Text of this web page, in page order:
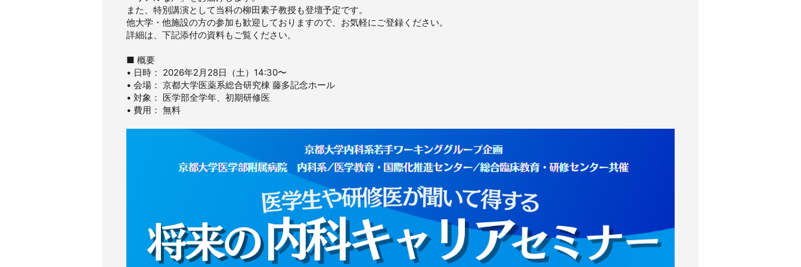
また、特別講演として当科の柳田素子教授も登壇予定です。
他大学・他施設の方の参加も歓迎しておりますので、お気軽にご登録ください。
詳細は、下記添付の資料もご覧ください。
■ 概要
• 日時： 2026年2月28日（土）14:30〜
• 会場： 京都大学医薬系総合研究棟 藤多記念ホール
• 対象： 医学部全学年、初期研修医
• 費用： 無料